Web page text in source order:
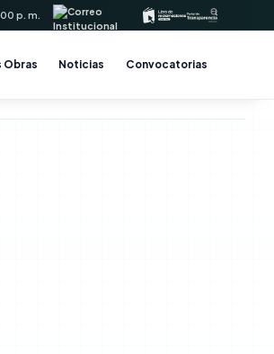
p. m.
Obras Noticias Convocatorias
de